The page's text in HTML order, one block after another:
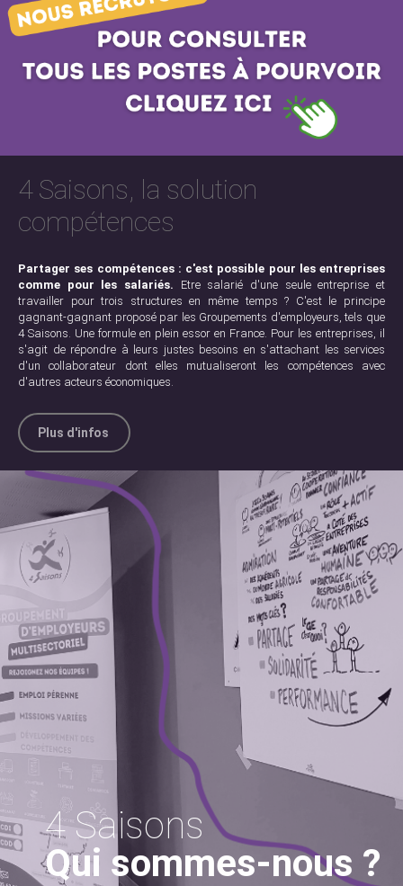
4 Saisons, la solution
compétences
Partager ses compétences : c'est possible pour les entreprises
comme pour les salariés. Etre salarié d'une seule entreprise et
travailler pour trois structures en même temps ? C'est le principe
gagnant-gagnant proposé par les Groupements d'employeurs, tels que
4 Saisons. Une formule en plein essor en France. Pour les entreprises, il
s'agit de répondre à leurs justes besoins en s'attachant les services
d'un collaborateur dont elles mutualiseront les compétences avec
d'autres acteurs économiques.
Plus d'infos
4 Saisons
Qui sommes-nous ?